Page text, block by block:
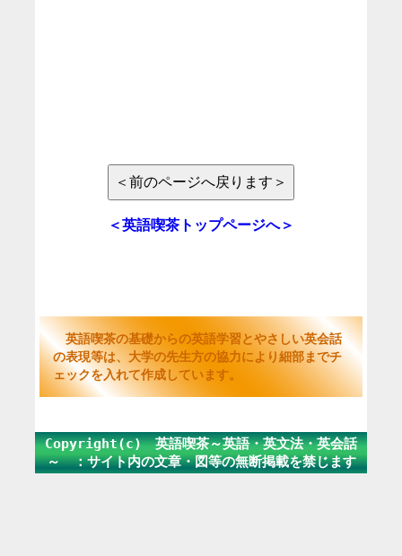
＜英語喫茶トップページへ＞
英語喫茶の基礎からの英語学習とやさしい英会話
の表現等は、大学の先生方の協力により細部までチ
ェックを入れて作成しています。
Copyright(c) 英語喫茶～英語・英文法・英会話
～ ：サイト内の文章・図等の無断掲載を禁じます